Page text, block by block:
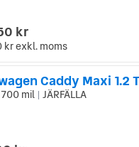
kr
krexkl. moms
mil JÄRFÄLLA